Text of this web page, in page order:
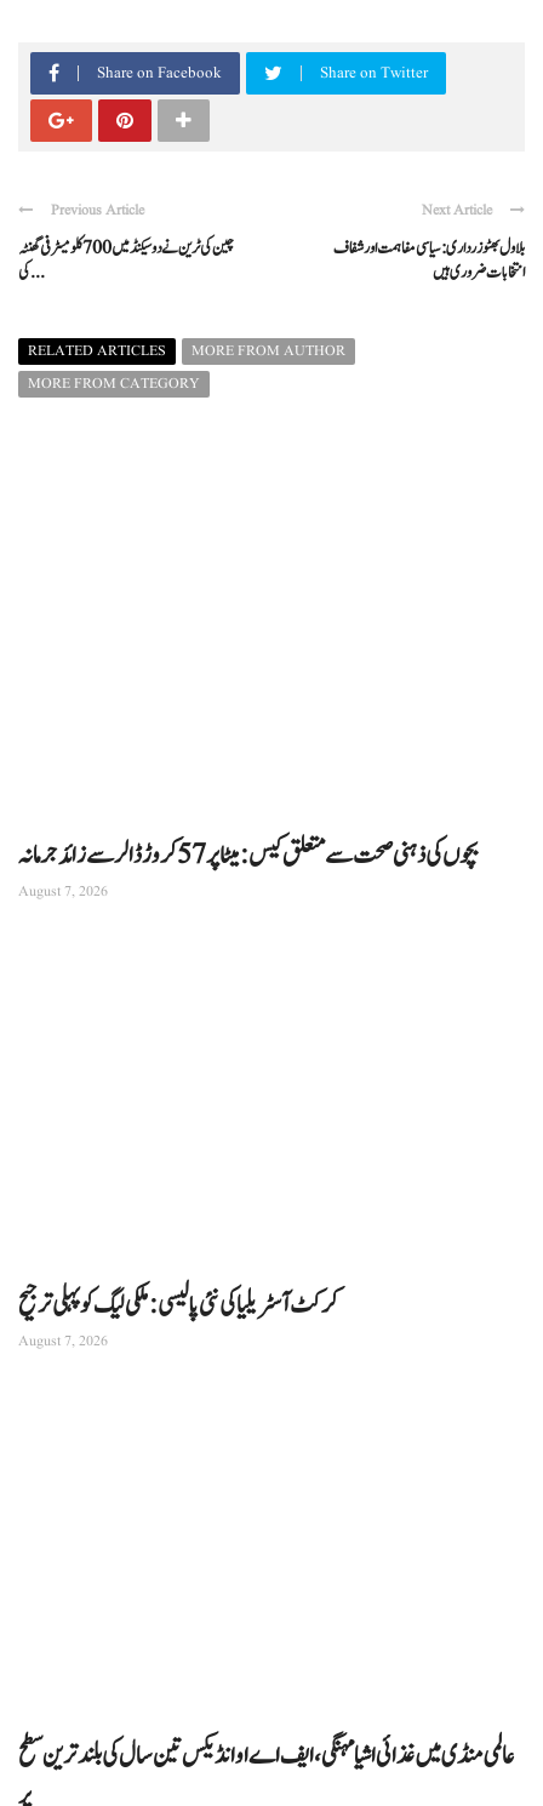
Share on Facebook Share on Twitter
Previous Article
چین کی ٹرین نے دو سیکنڈ میں 700 کلومیٹر فی گھنٹہ
کی ...
Next Article
بلاول بھٹو زرداری: سیاسی مفاہمت اور شفاف
انتخابات ضروری ہیں
RELATED ARTICLES
MORE FROM AUTHOR
MORE FROM CATEGORY
بچوں کی ذہنی صحت سے متعلق کیس: میٹا پر 57 کروڑ ڈالر سے زائد جرمانہ
August 7, 2026
کرکٹ آسٹریلیا کی نئی پالیسی: ملکی لیگ کو پہلی ترجیح
August 7, 2026
عالمی منڈی میں غذائی اشیا مہنگی، ایف اے او انڈیکس تین سال کی بلند ترین سطح
پر